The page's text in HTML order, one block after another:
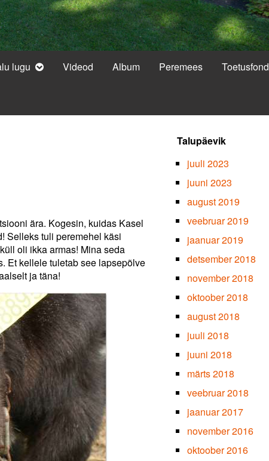
lugu Videod Album Peremees Toetusfond
ära. Kogesin, kuidas Kasel
Selleks tuli peremehel käsi
oli ikka armas! Mina seda
Et kellele tuletab see lapsepõlve
ja täna!
Primary
Sidebar
Talupäevik
juuli 2023
juuni 2023
august 2019
veebruar 2019
jaanuar 2019
detsember 2018
november 2018
oktoober 2018
august 2018
juuli 2018
juuni 2018
märts 2018
veebruar 2018
jaanuar 2017
november 2016
oktoober 2016